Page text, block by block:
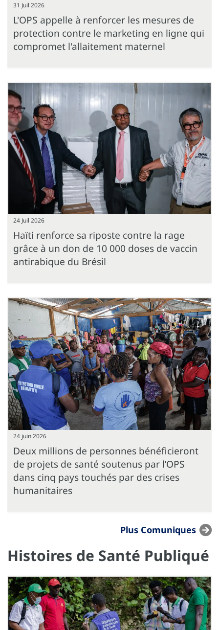
31 Juil 2026
L'OPS appelle à renforcer les mesures de
protection contre le marketing en ligne qui
compromet l'allaitement maternel
24 Juil 2026
Haïti renforce sa riposte contre la rage
grâce à un don de 10 000 doses de vaccin
antirabique du Brésil
24 juin 2026
Deux millions de personnes bénéficieront
de projets de santé soutenus par l’OPS
dans cinq pays touchés par des crises
humanitaires
Plus Comuniques
Histoires de Santé Publiqué